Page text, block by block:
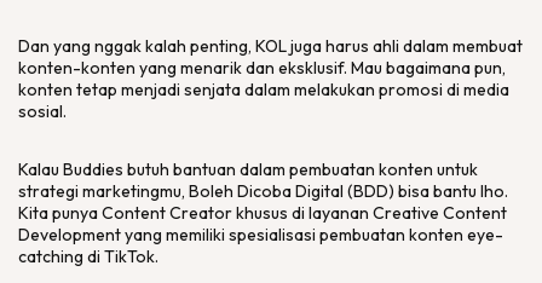
Dan yang nggak kalah penting, KOL juga harus ahli dalam membuat
konten-konten yang menarik dan eksklusif. Mau bagaimana pun,
konten tetap menjadi senjata dalam melakukan promosi di media
sosial.
Kalau Buddies butuh bantuan dalam pembuatan konten untuk
strategi marketingmu, Boleh Dicoba Digital (BDD) bisa bantu lho.
Kita punya Content Creator khusus di layanan Creative Content
Development yang memiliki spesialisasi pembuatan konten eye-
catching di TikTok.